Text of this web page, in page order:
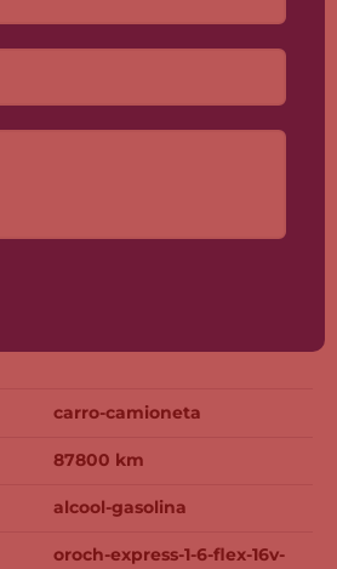
carro-camioneta
87800 km
alcool-gasolina
oroch-express-1-6-flex-16v-